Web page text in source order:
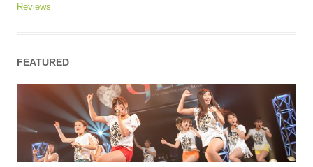
Reviews
FEATURED